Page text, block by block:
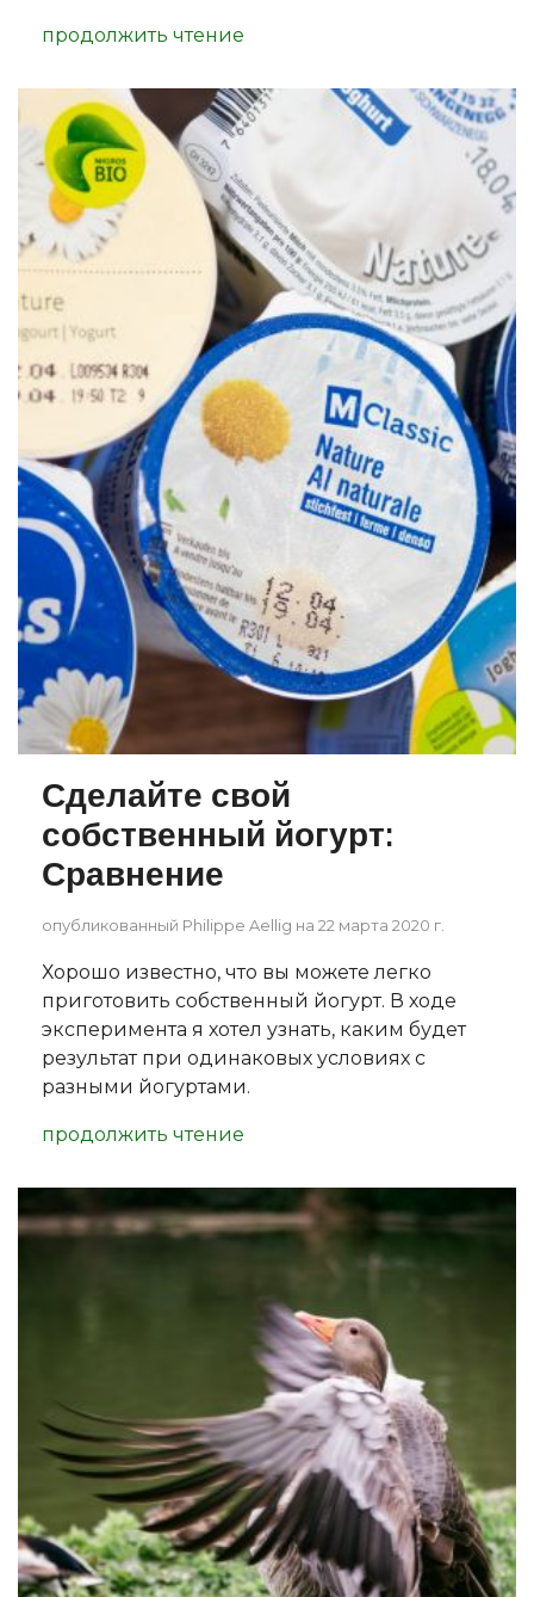
продолжить чтение
Сделайте свой
собственный йогурт:
Сравнение
опубликованный Philippe Aellig на 22 марта 2020 г.
Хорошо известно, что вы можете легко
приготовить собственный йогурт. В ходе
эксперимента я хотел узнать, каким будет
результат при одинаковых условиях с
разными йогуртами.
продолжить чтение